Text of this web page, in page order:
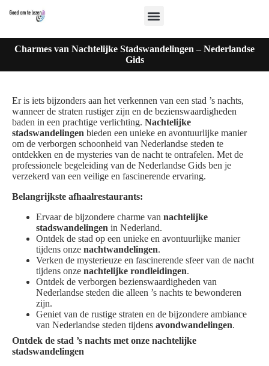
Charmes van Nachtelijke Stadswandelingen – Nederlandse
Gids
Er is iets bijzonders aan het verkennen van een stad ’s nachts,
wanneer de straten rustiger zijn en de bezienswaardigheden
baden in een prachtige verlichting. Nachtelijke
stadswandelingen bieden een unieke en avontuurlijke manier
om de verborgen schoonheid van Nederlandse steden te
ontdekken en de mysteries van de nacht te ontrafelen. Met de
professionele begeleiding van de Nederlandse Gids ben je
verzekerd van een veilige en fascinerende ervaring.
Belangrijkste afhaalrestaurants:
Ervaar de bijzondere charme van nachtelijke
stadswandelingen in Nederland.
Ontdek de stad op een unieke en avontuurlijke manier
tijdens onze nachtwandelingen.
Verken de mysterieuze en fascinerende sfeer van de nacht
tijdens onze nachtelijke rondleidingen.
Ontdek de verborgen bezienswaardigheden van
Nederlandse steden die alleen ’s nachts te bewonderen
zijn.
Geniet van de rustige straten en de bijzondere ambiance
van Nederlandse steden tijdens avondwandelingen.
Ontdek de stad ’s nachts met onze nachtelijke
stadswandelingen